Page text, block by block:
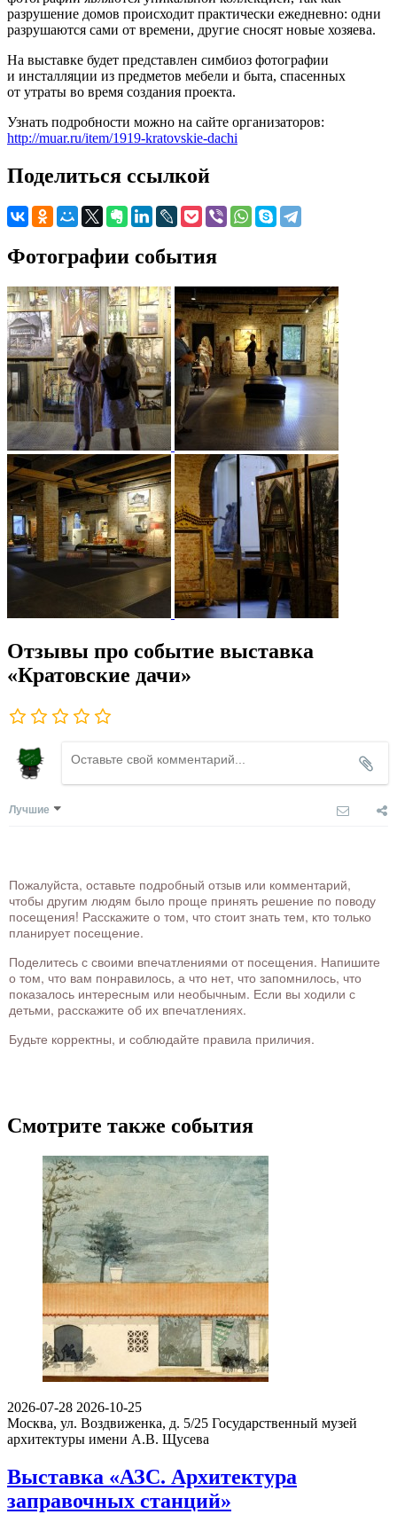
разрушение домов происходит практически ежедневно: одни
разрушаются сами от времени, другие сносят новые хозяева.
На выставке будет представлен симбиоз фотографии
и инсталляции из предметов мебели и быта, спасенных
от утраты во время создания проекта.
Узнать подробности можно на сайте организаторов:
http://muar.ru/item/1919-kratovskie-dachi
Поделиться ссылкой
Фотографии события
Отзывы про событие выставка
«Кратовские дачи»
Лучшие
Пожалуйста, оставьте подробный отзыв или комментарий,
чтобы другим людям было проще принять решение по поводу
посещения! Расскажите о том, что стоит знать тем, кто только
планирует посещение.
Поделитесь с своими впечатлениями от посещения. Напишите
о том, что вам понравилось, а что нет, что запомнилось, что
показалось интересным или необычным. Если вы ходили с
детьми, расскажите об их впечатлениях.
Будьте корректны, и соблюдайте правила приличия.
Смотрите также события
2026-07-28 2026-10-25
Москва, ул. Воздвиженка, д. 5/25 Государственный музей
архитектуры имени А.В. Щусева
Выставка «АЗС. Архитектура
заправочных станций»